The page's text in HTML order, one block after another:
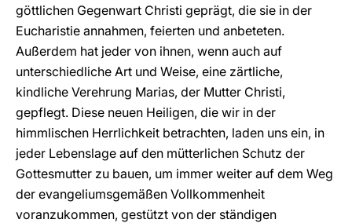
göttlichen Gegenwart Christi geprägt, die sie in der
Eucharistie annahmen, feierten und anbeteten.
Außerdem hat jeder von ihnen, wenn auch auf
unterschiedliche Art und Weise, eine zärtliche,
kindliche Verehrung Marias, der Mutter Christi,
gepflegt. Diese neuen Heiligen, die wir in der
himmlischen Herrlichkeit betrachten, laden uns ein, in
jeder Lebenslage auf den mütterlichen Schutz der
Gottesmutter zu bauen, um immer weiter auf dem Weg
der evangeliumsgemäßen Vollkommenheit
voranzukommen, gestützt von der ständigen